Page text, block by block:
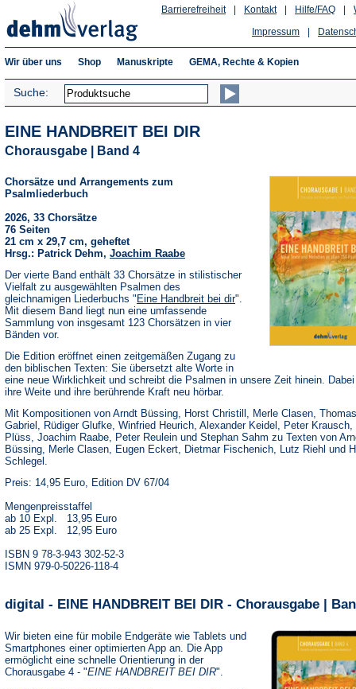
Hilfe/FAQ
Kontakt
Barrierefreiheit
Impressum
Wir über uns Shop Manuskripte GEMA, Rechte & Kopien
Suche:
EINE HANDBREIT BEI DIR
Chorausgabe | Band 4
Chorsätze und Arrangements zum
Psalmliederbuch
2026, 33 Chorsätze
76 Seiten
21 cm x 29,7 cm, geheftet
Hrsg.: Patrick Dehm, Joachim Raabe
Der vierte Band enthält 33 Chorsätze in stilistischer
Vielfalt zu ausgewählten Psalmen des
gleichnamigen Liederbuchs " Eine Handbreit bei dir".
Mit diesem Band liegt nun eine umfassende
Sammlung von insgesamt 123 Chorsätzen in vier
Bänden vor.
Die Edition eröffnet einen zeitgemäßen Zugang zu
den biblischen Texten: Sie übersetzt alte Worte in
eine neue Wirklichkeit und schreibt die Psalmen in unsere Zeit hinein. Dabei
ihre Weite und ihre berührende Kraft neu hörbar.
Mit Kompositionen von Arndt Büssing, Horst Christill, Merle Clasen, Thomas
Gabriel, Rüdiger Glufke, Winfried Heurich, Alexander Keidel, Peter Krausch,
Plüss, Joachim Raabe, Peter Reulein und Stephan Sahm zu Texten von
Büssing, Merle Clasen, Eugen Eckert, Dietmar Fischenich, Lutz Riehl und
Schlegel.
Preis: 14,95 Euro, Edition DV 67/04
Mengenpreisstaffel
ab 10 Expl. 13,95 Euro
ab 25 Expl. 12,95 Euro
ISBN 9 78-3-943 302-52-3
ISMN 979-0-50226-118-4
digital - EINE HANDBREIT BEI DIR - Chorausgabe |
Wir bieten eine für mobile Endgeräte wie Tablets und
Smartphones einer optimierten App an. Die App
ermöglicht eine schnelle Orientierung in der
Chorausgabe 4 - "EINE HANDBREIT BEI DIR".